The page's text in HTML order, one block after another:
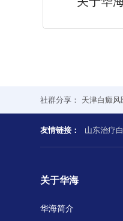
社群分享： 天津白癜风
友情链接： 山东治疗
关于华海
华海简介